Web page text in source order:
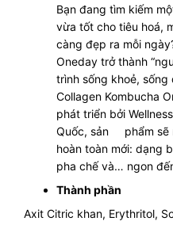
Bạn đang tìm kiếm
vừa tốt cho tiêu hoá,
càng đẹp ra mỗi
Oneday trở thành
trình sống khoẻ, sống
Collagen Kombucha
phát triển bởi
Quốc, sản phẩm sẽ
hoàn toàn mới: dạng
pha chế và… ngon
Thành phần
Axit Citric khan, Erythritol,